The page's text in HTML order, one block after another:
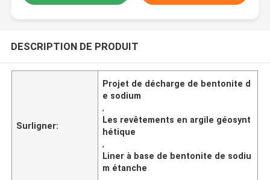
DESCRIPTION DE PRODUIT
Surligner:
Projet de décharge de bentonite d
e sodium
,
Les revêtements en argile géosynt
hétique
,
Liner à base de bentonite de sodiu
m étanche